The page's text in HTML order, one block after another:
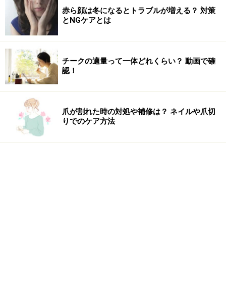
赤ら顔は冬になるとトラブルが増える？ 対策
とNGケアとは
チークの適量って一体どれくらい？ 動画で確
認！
爪が割れた時の対処や補修は？ ネイルや爪切
りでのケア方法